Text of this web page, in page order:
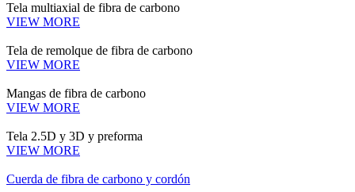
Tela multiaxial de fibra de carbono
VIEW MORE
Tela de remolque de fibra de carbono
VIEW MORE
Mangas de fibra de carbono
VIEW MORE
Tela 2.5D y 3D y preforma
VIEW MORE
Cuerda de fibra de carbono y cordón